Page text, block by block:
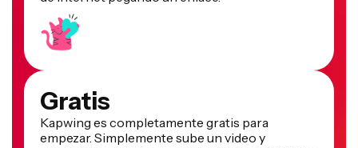
Gratis
Kapwing es completamente gratis para
empezar. Simplemente sube un video y